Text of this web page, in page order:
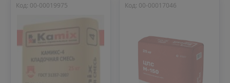
Код: 00-00019975 Код: 00-00017046